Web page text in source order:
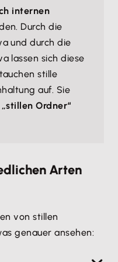
internen
Durch die
und durch die
lassen sich diese
stille
auf. Sie
„stillen Ordner“
Arten
von stillen
genauer ansehen: